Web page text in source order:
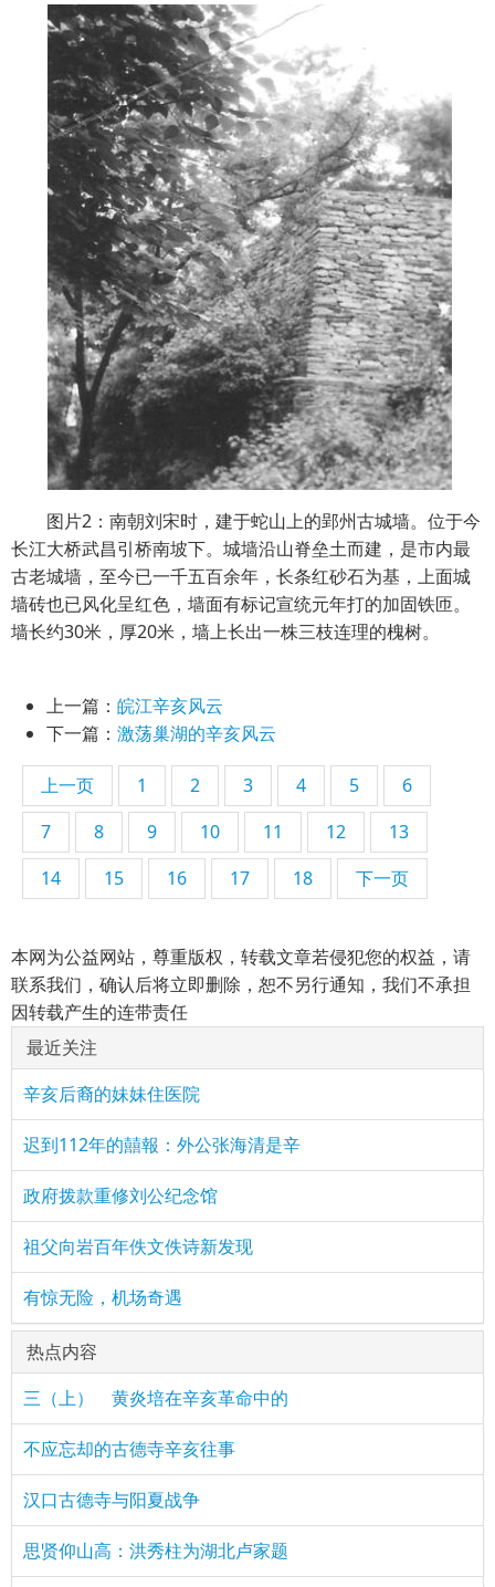
图片2：南朝刘宋时，建于蛇山上的郢州古城墙。位于今
长江大桥武昌引桥南坡下。城墙沿山脊垒土而建，是市内最
古老城墙，至今已一千五百余年，长条红砂石为基，上面城
墙砖也已风化呈红色，墙面有标记宣统元年打的加固铁匝。
墙长约30米，厚20米，墙上长出一株三枝连理的槐树。
上一篇： 皖江辛亥风云
下一篇： 激荡巢湖的辛亥风云
上一页 1 2 3 4 5
6
7
8 9 10 11 12
13
14
15 16 17 18 下一页
本网为公益网站，尊重版权，转载文章若侵犯您的权益，请
联系我们，确认后将立即删除，恕不另行通知，我们不承担
因转载产生的连带责任
最近关注
辛亥后裔的妹妹住医院
迟到112年的囍報：外公张海清是辛
政府拨款重修刘公纪念馆
祖父向岩百年佚文佚诗新发现
有惊无险，机场奇遇
热点内容
三（上） 黄炎培在辛亥革命中的
不应忘却的古德寺辛亥往事
汉口古德寺与阳夏战争
思贤仰山高：洪秀柱为湖北卢家题